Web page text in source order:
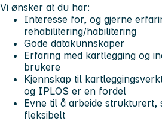
Vi ønsker at du har:
Interesse for, og gjerne
rehabilitering/habilitering
Gode datakunnskaper
Erfaring med kartlegging og
brukere
Kjennskap til
og IPLOS er en fordel
Evne til å arbeide strukturert,
fleksibelt